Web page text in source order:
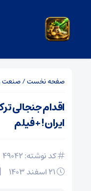
صفحه نخست/صنعت
اقدام جنجالی
ایران! + فیلم
کد نوشته: 49042